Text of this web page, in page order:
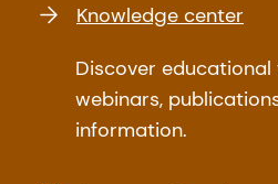
Knowledge center
Discover
webinars,
information.